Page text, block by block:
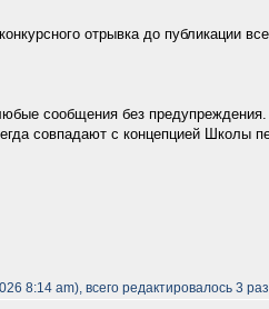
отрывка до публикации
сообщения без предупреждения.
совпадают с концепцией Школы
8:14 am), всего редактировалось 3